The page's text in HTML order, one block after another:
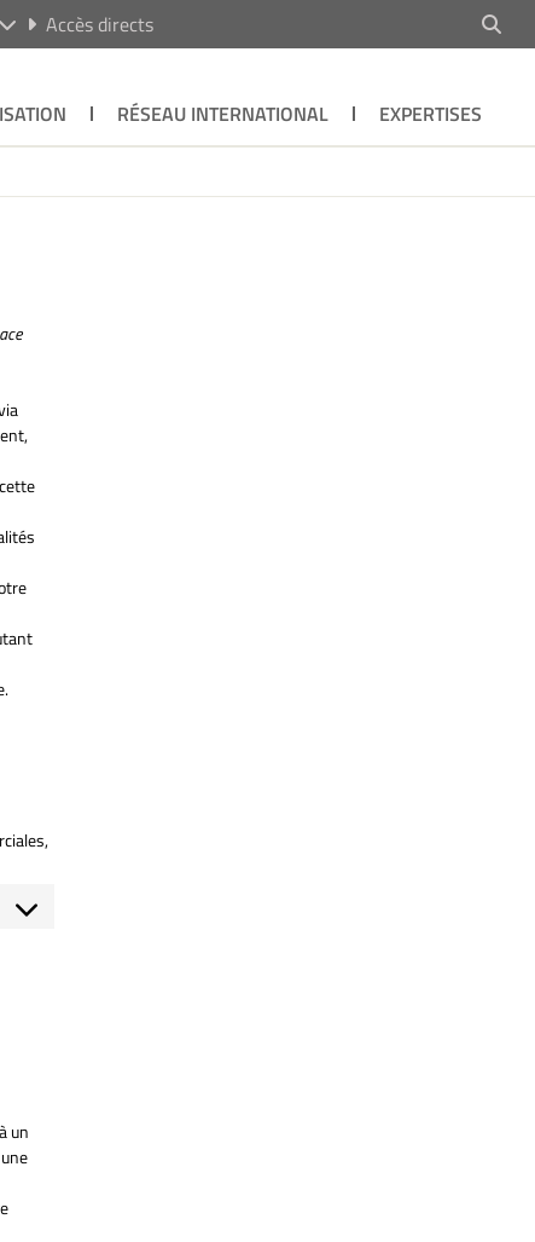
Accès directs
RÉSEAU INTERNATIONAL
EXPERTISES
un